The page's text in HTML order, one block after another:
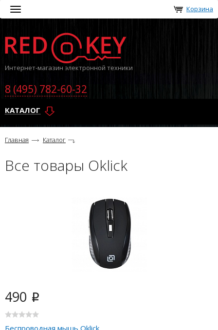
Toggle
navigation
Корзина
Интернет-магазин электронной техники
8 (495) 782-60-32
КАТАЛОГ
Главная Каталог
Все товары Oklick
490 i
Беспроводная мышь Oklick